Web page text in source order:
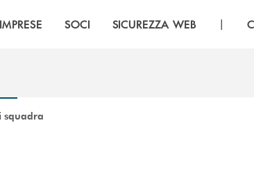
IMPRESE SOCI SICUREZZA WEB |
squadra